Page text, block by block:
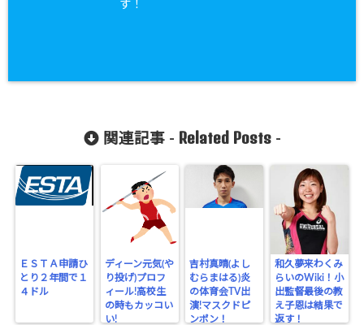
す！
関連記事 - Related Posts-
ＥＳＴＡ申請ひ
とり２年間で１
４ドル
ディーン元気(や
り投げ)プロフ
ィール!高校生
の時もカッコい
い!
吉村真晴(よし
むらまはる)炎
の体育会TV出
演!マスクドピ
ンポン！
和久夢来わくみ
らいのWiki！小
出監督最後の教
え子恩は結果で
返す！